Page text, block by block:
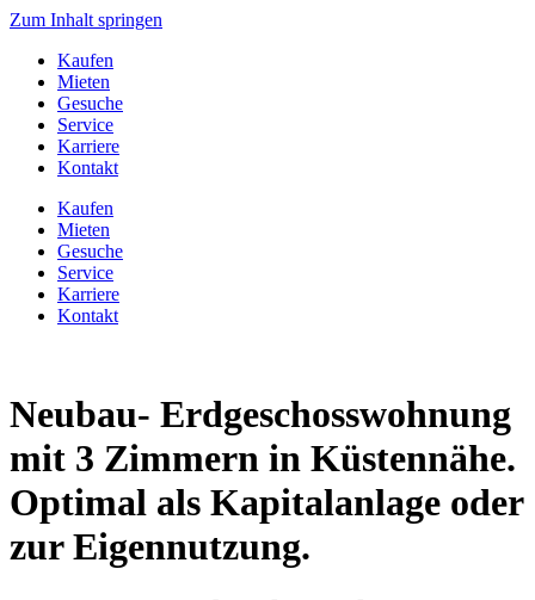
Zum Inhalt springen
Kaufen
Mieten
Gesuche
Service
Karriere
Kontakt
Kaufen
Mieten
Gesuche
Service
Karriere
Kontakt
Neubau- Erdgeschosswohnung
mit 3 Zimmern in Küstennähe.
Optimal als Kapitalanlage oder
zur Eigennutzung.